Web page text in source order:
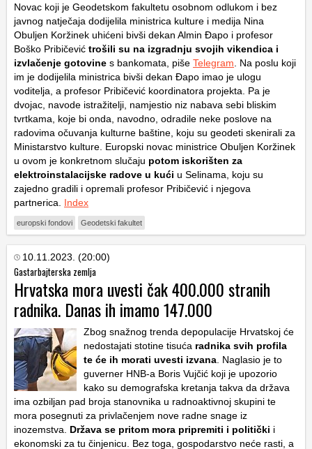
Novac koji je Geodetskom fakultetu osobnom odlukom i bez
javnog natječaja dodijelila ministrica kulture i medija Nina
Obuljen Koržinek uhićeni bivši dekan Almin Đapo i profesor
Boško Pribičević trošili su na izgradnju svojih vikendica i
izvlačenje gotovine s bankomata, piše Telegram . Na poslu koji
im je dodijelila ministrica bivši dekan Đapo imao je ulogu
voditelja, a profesor Pribičević koordinatora projekta. Pa je
dvojac, navode istražitelji, namjestio niz nabava sebi bliskim
tvrtkama, koje bi onda, navodno, odradile neke poslove na
radovima očuvanja kulturne baštine, koju su geodeti skenirali za
Ministarstvo kulture. Europski novac ministrice Obuljen Koržinek
u ovom je konkretnom slučaju potom iskorišten za
elektroinstalacijske radove u kući u Selinama, koju su
zajedno gradili i opremali profesor Pribičević i njegova
partnerica. Index
europski fondovi Geodetski fakultet
10.11.2023. (20:00)
Gastarbajterska zemlja
Hrvatska mora uvesti čak 400.000 stranih
radnika. Danas ih imamo 147.000
Zbog snažnog trenda depopulacije Hrvatskoj će
nedostajati stotine tisuća radnika svih profila
te će ih morati uvesti izvana . Naglasio je to
guverner HNB-a Boris Vujčić koji je upozorio
kako su demografska kretanja takva da država
ima ozbiljan pad broja stanovnika u radnoaktivnoj skupini te
mora posegnuti za privlačenjem nove radne snage iz
inozemstva. Država se pritom mora pripremiti i politički i
ekonomski za tu činjenicu. Bez toga, gospodarstvo neće rasti, a